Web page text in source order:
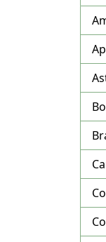
Materiais